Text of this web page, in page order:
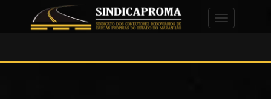
Alternar